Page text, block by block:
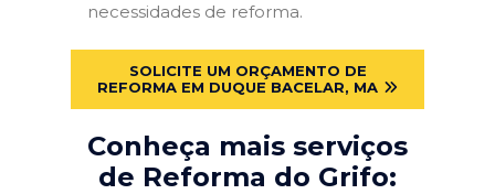
necessidades de reforma.
SOLICITE UM ORÇAMENTO DE
REFORMA EM DUQUE BACELAR, MA
Conheça mais serviços
de Reforma do Grifo: